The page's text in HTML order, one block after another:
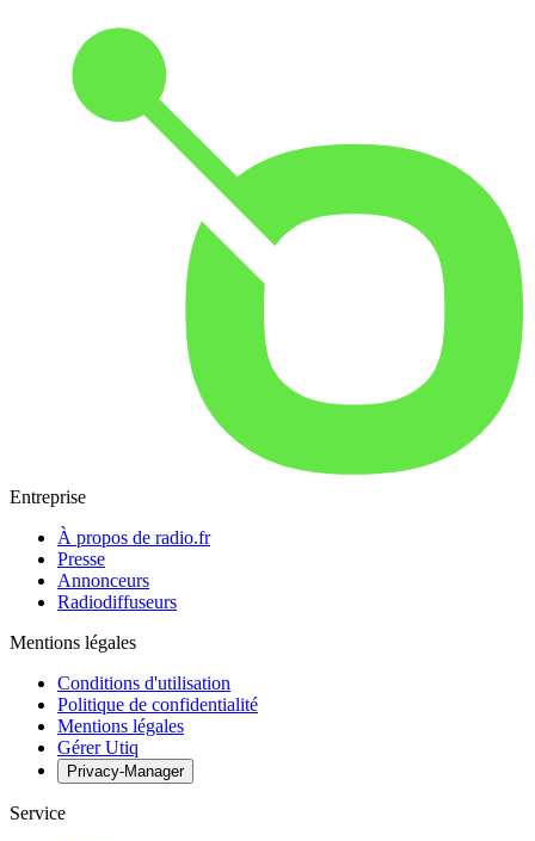
Entreprise
À propos de radio.fr
Presse
Annonceurs
Radiodiffuseurs
Mentions légales
Conditions d'utilisation
Politique de confidentialité
Mentions légales
Gérer Utiq
Privacy-Manager
Service